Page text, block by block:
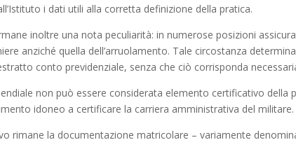
i dati utili alla corretta definizione della pratica.
inoltre una nota peculiarità: in numerose posizioni
anziché quella dell’arruolamento. Tale circostanza
conto previdenziale, senza che ciò corrisponda
non può essere considerata elemento certificativo della
idoneo a certificare la carriera amministrativa del militare.
rimane la documentazione matricolare – variamente